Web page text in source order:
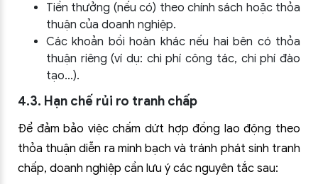
Tiền thưởng (nếu có) theo chính sách hoặc thỏa
thuận của doanh nghiệp.
Các khoản bồi hoàn khác nếu hai bên có thỏa
thuận riêng (ví dụ: chi phí công tác, chi phí đào
tạo…).
4.3. Hạn chế rủi ro tranh chấp
Để đảm bảo việc chấm dứt hợp đồng lao động theo
thỏa thuận diễn ra minh bạch và tránh phát sinh tranh
chấp, doanh nghiệp cần lưu ý các nguyên tắc sau: